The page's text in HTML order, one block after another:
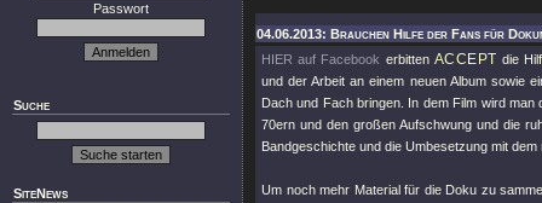
Passwort
Suche
SiteNews
04.06.2013: Brauchen Hilfe der Fans für
HIER auf Facebook erbitten ACCEPT die
und der Arbeit an einem neuen Album sowie
Dach und Fach bringen. In dem Film wird man
70ern und den großen Aufschwung und die
Bandgeschichte und die Umbesetzung mit
Um noch mehr Material für die Doku zu